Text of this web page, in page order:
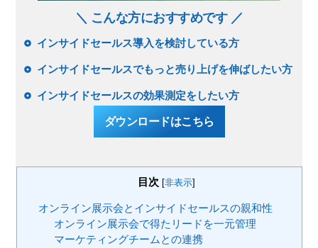
＼ こんな方におすすめです ／
インサイドセールス導入を検討している方
インサイドセールスでもっと売り上げを伸ばしたい方
インサイドセールスの効果測定をしたい方
ダウンロードはこちら
目次 [非表示]
オンライン展示会とインサイドセールスの親和性
オンライン展示会で得たリードを一元管理
マーケティングチームとの連携